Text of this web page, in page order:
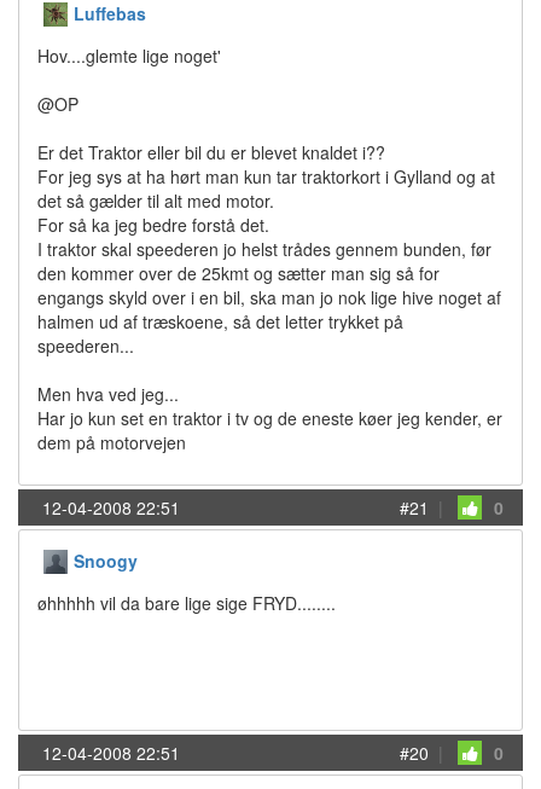
Luffebas
Hov....glemte lige noget'
@OP
Er det Traktor eller bil du er blevet knaldet i??
For jeg sys at ha hørt man kun tar traktorkort i Gylland og at
det så gælder til alt med motor.
For så ka jeg bedre forstå det.
I traktor skal speederen jo helst trådes gennem bunden, før
den kommer over de 25kmt og sætter man sig så for
engangs skyld over i en bil, ska man jo nok lige hive noget af
halmen ud af træskoene, så det letter trykket på
speederen...
Men hva ved jeg...
Har jo kun set en traktor i tv og de eneste køer jeg kender, er
dem på motorvejen
12-04-2008 22:51 #21 | 0
Snoogy
øhhhhh vil da bare lige sige FRYD........
12-04-2008 22:51 #20 | 0